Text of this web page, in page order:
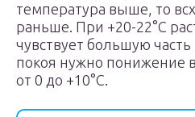
температура выше, то
раньше. При +20-22°С
чувствует большую
покоя нужно понижение
от 0 до +10°С.